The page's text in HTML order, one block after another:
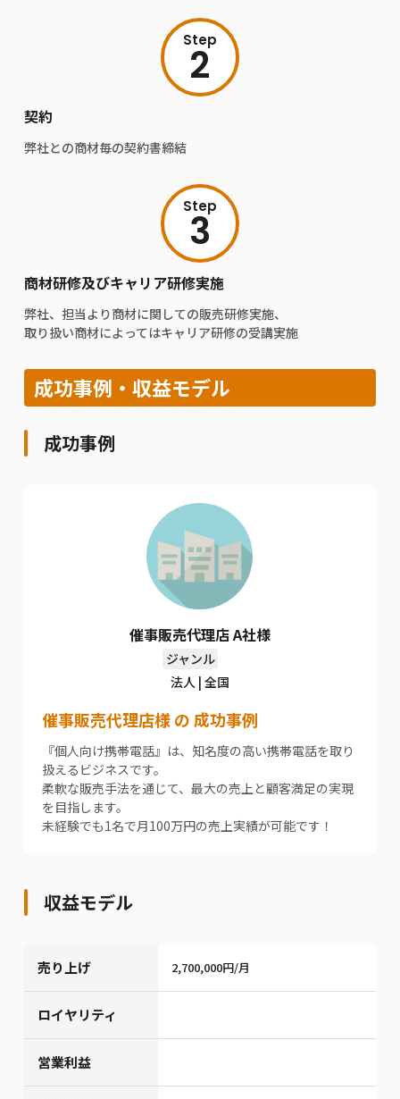
Step
2
契約
弊社との商材毎の契約書締結
Step
3
商材研修及びキャリア研修実施
弊社、担当より商材に関しての販売研修実施、
取り扱い商材によってはキャリア研修の受講実施
成功事例・収益モデル
成功事例
催事販売代理店 A社様
ジャンル
法人 | 全国
催事販売代理店様 の 成功事例
『個人向け携帯電話』は、知名度の高い携帯電話を取り
扱えるビジネスです。
柔軟な販売手法を通じて、最大の売上と顧客満足の実現
を目指します。
未経験でも1名で月100万円の売上実績が可能です！
収益モデル
売り上げ 2,700,000円/月
ロイヤリティ
営業利益